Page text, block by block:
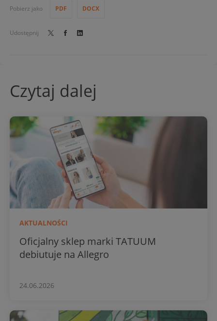
Pobierz jako PDF DOCX
Udostępnij
Czytaj dalej
AKTUALNOŚCI
Oficjalny sklep marki TATUUM
debiutuje na Allegro
24.06.2026